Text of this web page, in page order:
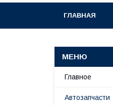
ГЛАВНАЯ
Главное
Автозапчасти